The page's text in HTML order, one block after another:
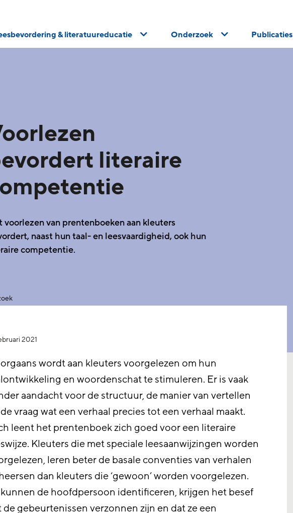
& literatuureducatie Onderzoek Publicaties
literaire
voorlezen van prentenboeken aan kleuters
naast hun taal- en leesvaardigheid, ook hun
competentie.
2021
wordt aan kleuters voorgelezen om hun
en woordenschat te stimuleren. Er is vaak
aandacht voor de structuur, de manier van vertellen
vraag wat een verhaal precies tot een verhaal maakt.
leent het prentenboek zich goed voor een literaire
Kleuters die met speciale leesaanwijzingen worden
leren beter de basale conventies van verhalen
dan kleuters die ‘gewoon’ worden voorgelezen.
de hoofdpersoon identificeren, krijgen het besef
de gebeurtenissen verzonnen zijn en dat ze een